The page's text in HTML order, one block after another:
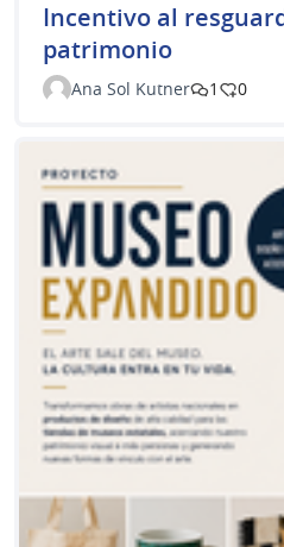
Incentivo al
patrimonio
Ana Sol Kutner
1 0